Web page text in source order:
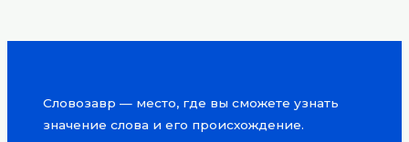
Словозавр — место, где вы сможете узнать
значение слова и его происхождение.